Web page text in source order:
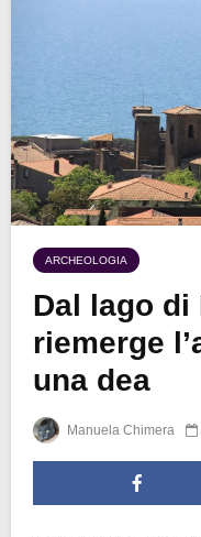
ARCHEOLOGIA
Dal lago di
riemerge
una dea
Manuela Chimera